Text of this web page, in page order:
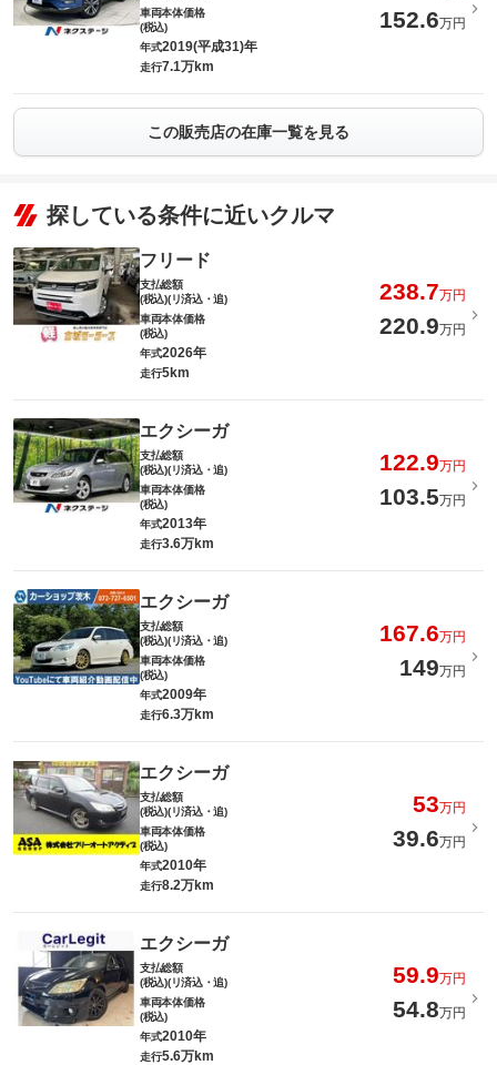
車両本体価格
(税込)
152.6万円
年式2019(平成31)年
走行7.1万km
この販売店の在庫一覧を見る
探している条件に近いクルマ
フリード
支払総額
(税込)(リ済込・追)
238.7万円
車両本体価格
(税込)
220.9万円
年式2026年
走行5km
エクシーガ
支払総額
(税込)(リ済込・追)
122.9万円
車両本体価格
(税込)
103.5万円
年式2013年
走行3.6万km
エクシーガ
支払総額
(税込)(リ済込・追)
167.6万円
車両本体価格
(税込)
149万円
年式2009年
走行6.3万km
エクシーガ
支払総額
(税込)(リ済込・追)
53万円
車両本体価格
(税込)
39.6万円
年式2010年
走行8.2万km
エクシーガ
支払総額
(税込)(リ済込・追)
59.9万円
車両本体価格
(税込)
54.8万円
年式2010年
走行5.6万km